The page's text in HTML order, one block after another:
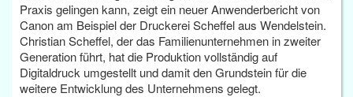
Praxis gelingen kann, zeigt ein neuer Anwenderbericht von
Canon am Beispiel der Druckerei Scheffel aus Wendelstein.
Christian Scheffel, der das Familienunternehmen in zweiter
Generation führt, hat die Produktion vollständig auf
Digitaldruck umgestellt und damit den Grundstein für die
weitere Entwicklung des Unternehmens gelegt.